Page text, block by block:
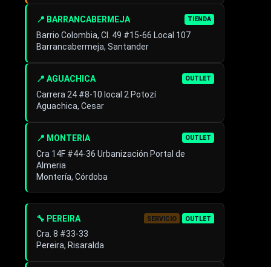
📍 BARRANCABERMEJA TIENDA
Barrio Colombia, Cl. 49 #15-66 Local 107
Barrancabermeja, Santander
📍 AGUACHICA OUTLET
Carrera 24 #8-10 local 2 Potozí
Aguachica, Cesar
📍 MONTERIA OUTLET
Cra 14F #44-36 Urbanización Portal de
Almeria
Montería, Córdoba
🔧 PEREIRA SERVICIO OUTLET
Cra. 8 #33-33
Pereira, Risaralda